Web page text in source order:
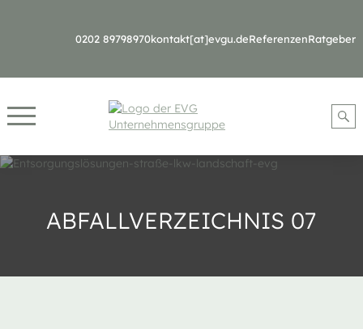
0202 89798970kontakt[at]evgu.deReferenzenRatgeber
ABFALLVERZEICHNIS 07